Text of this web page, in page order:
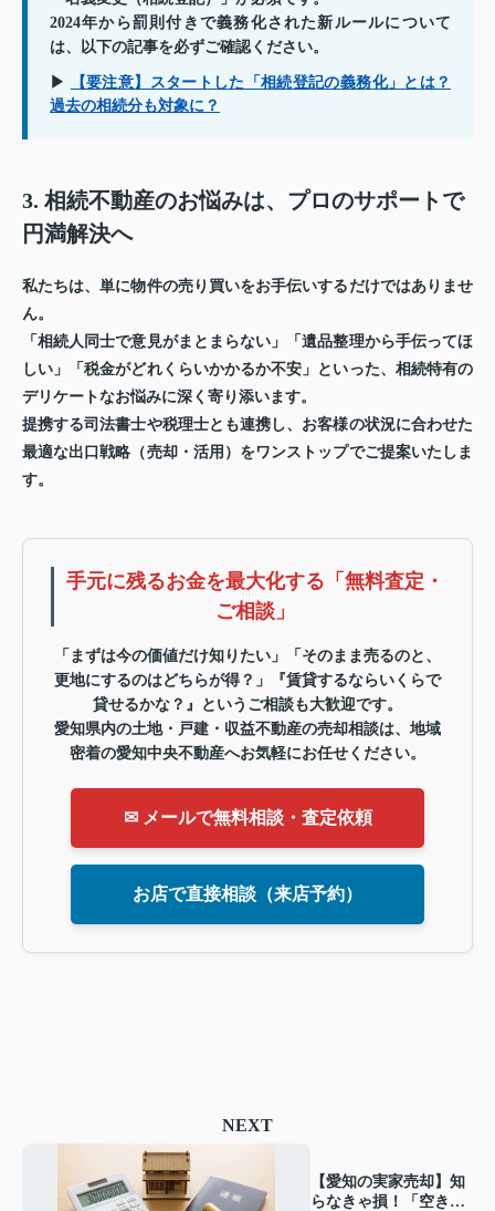
2024年から罰則付きで義務化された新ルールについて
は、以下の記事を必ずご確認ください。
▶
【要注意】スタートした「相続登記の義務化」とは？
過去の相続分も対象に？
3. 相続不動産のお悩みは、プロのサポートで
円満解決へ
私たちは、単に物件の売り買いをお手伝いするだけではありませ
ん。
「相続人同士で意見がまとまらない」「遺品整理から手伝ってほ
しい」「税金がどれくらいかかるか不安」といった、相続特有の
デリケートなお悩みに深く寄り添います。
提携する司法書士や税理士とも連携し、お客様の状況に合わせた
最適な出口戦略（売却・活用）をワンストップでご提案いたしま
す。
手元に残るお金を最大化する「無料査定・
ご相談」
「まずは今の価値だけ知りたい」「そのまま売るのと、
更地にするのはどちらが得？」『賃貸するならいくらで
貸せるかな？』というご相談も大歓迎です。
愛知県内の土地・戸建・収益不動産の売却相談は、地域
密着の愛知中央不動産へお気軽にお任せください。
✉ メールで無料相談・査定依頼
お店で直接相談（来店予約）
NEXT
【愛知の実家売却】知
らなきゃ損！「空き家